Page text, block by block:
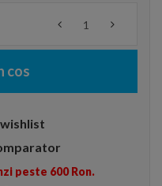
cos
peste 600 Ron.